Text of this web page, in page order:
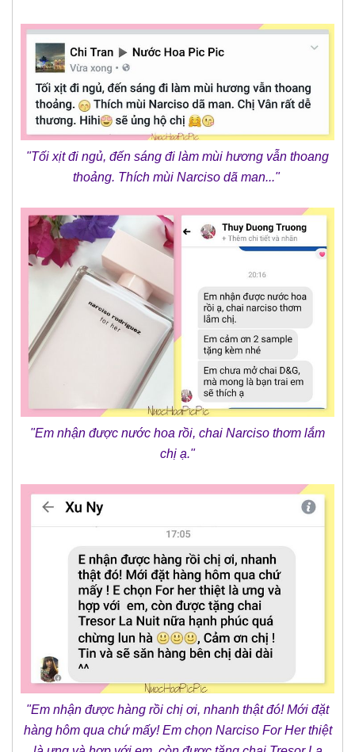
"Tối xịt đi ngủ, đến sáng đi làm mùi hương vẫn thoang
thoảng. Thích mùi Narciso dã man..."
"Em nhận được nước hoa rồi, chai Narciso thơm lắm
chị ạ."
"Em nhận được hàng rồi chị ơi, nhanh thật đó! Mới đặt
hàng hôm qua chứ mấy! Em chọn Narciso For Her thiệt